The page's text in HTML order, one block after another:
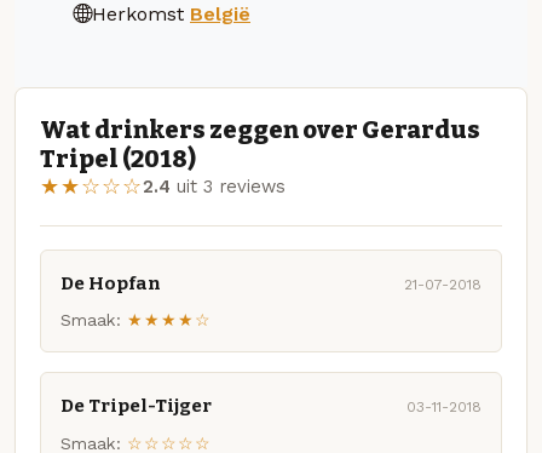
Herkomst België
Wat drinkers zeggen over Gerardus
Tripel (2018)
★★☆☆☆2.4 uit 3 reviews
De Hopfan 21-07-2018
Smaak: ★★★★☆
De Tripel-Tijger 03-11-2018
Smaak: ☆☆☆☆☆